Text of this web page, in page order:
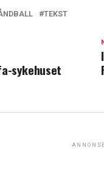
TEKST
sykehuset
ANNONSE